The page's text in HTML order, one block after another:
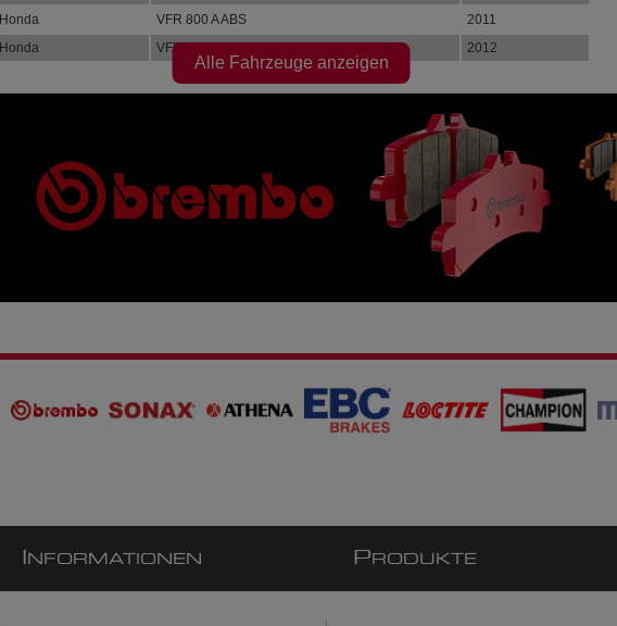
Honda
VFR 800 A ABS
2011
Honda
VFR 800 A ABS 2012
Alle Fahrzeuge anzeigen
NFORMATIONEN P RODUKTE